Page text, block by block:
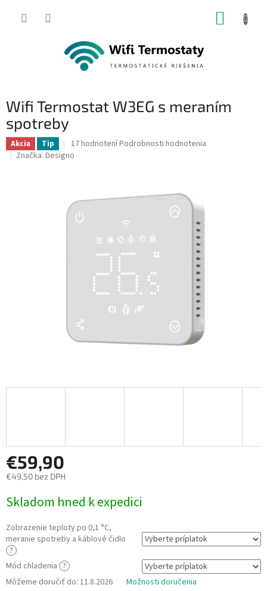
Wifi Termostat W3EG s meraním
spotreby
Akcia Tip
Priemerné
hodnotenie
z
5
hviezdičiek.
17 hodnoteníPodrobnosti hodnotenia
Značka: Designo
€59,90
€49,50 bez DPH
cena:
Skladom hned k expedici
Zobrazenie teploty po 0,1 °C,
meranie spotreby a káblové čidlo
?
Mód chladenia ?
Môžeme doručiť do: 11.8.2026 Možnosti doručenia